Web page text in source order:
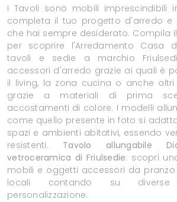
I Tavoli sono mobili imprescindibili
completa il tuo progetto d'arredo
che hai sempre desiderato. Compila
per scoprire l'Arredamento Casa
tavoli e sedie a marchio
accessori d'arredo grazie ai quali è
il living, la zona cucina o anche
grazie a materiali di prima
accostamenti di colore. I modelli
come quello presente in foto si
spazi e ambienti abitativi, essendo
resistenti. Tavolo allungabile
vetroceramica di Friulsedie: scopri
mobili e oggetti accessori da
locali contando su
personalizzazione.